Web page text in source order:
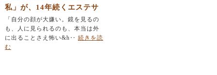
私」が、14年続くエステサ
ロンのオーナーになれた理
由
「自分の顔が大嫌い。鏡を見るの
も、人に見られるのも、本当は外
に出ることさえ怖い&h‥ 続きを読
む